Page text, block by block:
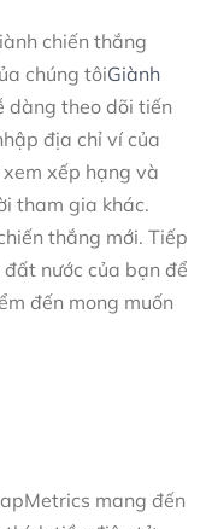
chiến thắng
chúng tôiGiành
dàng theo dõi tiến
địa chỉ ví của
xếp hạng và
tham gia khác.
thắng mới. Tiếp
nước của bạn để
đến mong muốn
mang đến